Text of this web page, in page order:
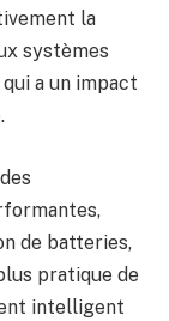
la
systèmes
a un impact
de batteries,
pratique de
intelligent